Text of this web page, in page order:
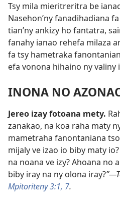
Tsy mila mieritreritra be
Nasehon’ny fanadihadiana
tian’ny ankizy ho fantatra,
fanahy ianao rehefa milaza
fa tsy hametraka
efa vonona hihaino ny valiny
INONA NO
Jereo izay fotoana mety.
zanakao, na koa raha maty
mametraha fanontaniana
mijaly ve izao io biby maty
na noana ve izy? Ahoana no
biby iray na ny olona iray?
Mpitoriteny 3:1, 7.